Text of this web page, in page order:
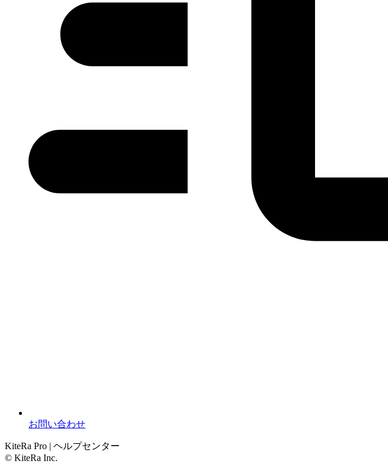
お問い合わせ
KiteRa Pro | ヘルプセンター
© KiteRa Inc.